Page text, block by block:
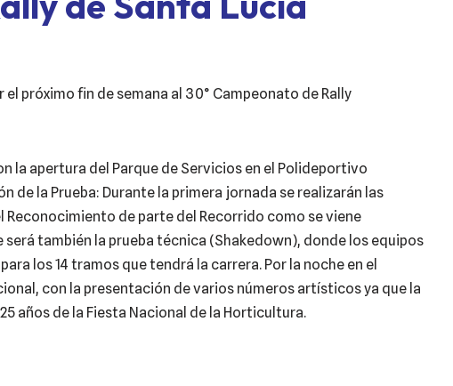
próximo fin de semana al 30° Campeonato de Rally
la apertura del Parque de Servicios en el Polideportivo
de la Prueba: Durante la primera jornada se realizarán las
de parte del Recorrido como se viene
también la prueba técnica (Shakedown), donde los equipos
los 14 tramos que tendrá la carrera. Por la noche en el
con la presentación de varios números artísticos ya que la
años de la Fiesta Nacional de la Horticultura.